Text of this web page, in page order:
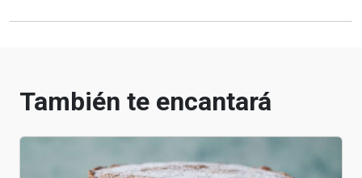
También te encantará